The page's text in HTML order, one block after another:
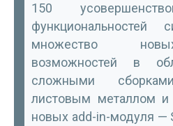
150
множество
возможностей в
сложными
листовым металлом
новых add-in-модуля —